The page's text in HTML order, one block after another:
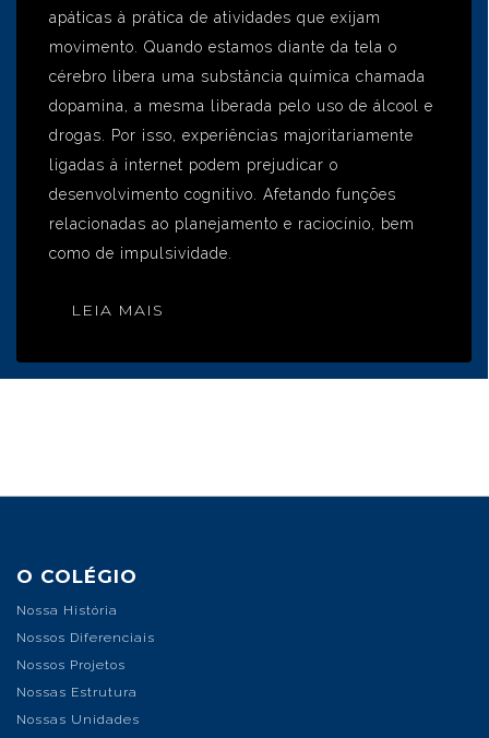
apáticas à prática de atividades que exijam
movimento. Quando estamos diante da tela o
cérebro libera uma substância química chamada
dopamina, a mesma liberada pelo uso de álcool e
drogas. Por isso, experiências majoritariamente
ligadas à internet podem prejudicar o
desenvolvimento cognitivo. Afetando funções
relacionadas ao planejamento e raciocínio, bem
como de impulsividade.
LEIA MAIS
O COLÉGIO
Nossa História
Nossos Diferenciais
Nossos Projetos
Nossas Estrutura
Nossas Unidades